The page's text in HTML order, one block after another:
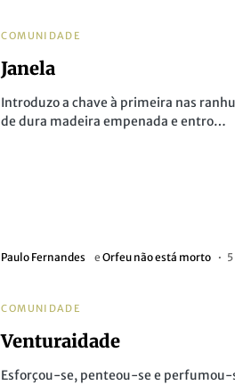
COMUNIDADE
Janela
Introduzo a chave à primeira nas
de dura madeira empenada e entro…
Paulo Fernandes eOrfeu não está morto
COMUNIDADE
Venturaidade
Esforçou-se, penteou-se e perfumou-